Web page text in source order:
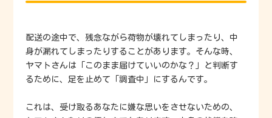
配送の途中で、残念ながら荷物が壊れてしまったり、中
身が漏れてしまったりすることがあります。そんな時、
ヤマトさんは「このまま届けていいのかな？」と判断す
るために、足を止めて「調査中」にするんです。
これは、受け取るあなたに嫌な思いをさせないための、